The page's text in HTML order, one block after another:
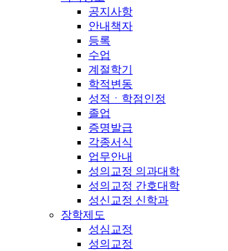
공지사항
안내책자
등록
수업
계절학기
학적변동
성적ㆍ학점인정
졸업
증명발급
각종서식
업무안내
성의교정 의과대학
성의교정 간호대학
성신교정 신학과
장학제도
성심교정
성의교정